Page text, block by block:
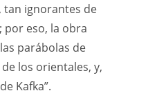
tan ignorantes de
por eso, la obra
parábolas de
los orientales, y,
Kafka”.